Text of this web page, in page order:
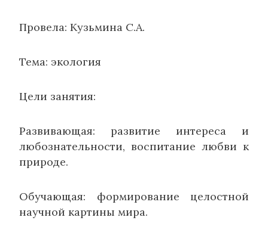
Провела: Кузьмина С.А.
Тема: экология
Цели занятия:
Развивающая: развитие интереса и
любознательности, воспитание любви к
природе.
Обучающая: формирование целостной
научной картины мира.